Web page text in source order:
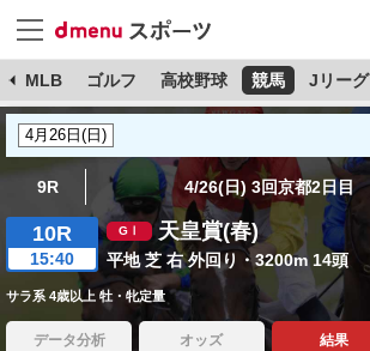
MLB ゴルフ 高校野球 競馬 Jリーグ
9R 4/26(日) 3回京都2日目
10R
15:40
天皇賞(春)
平地 芝 右 外回り・3200m 14頭
サラ系 4歳以上 牡・牝定量
データ分析 オッズ 結果